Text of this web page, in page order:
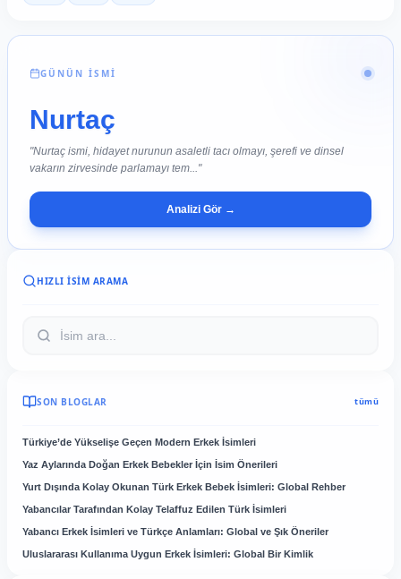
GÜNÜN İSMİ
Nurtaç
"Nurtaç ismi, hidayet nurunun asaletli tacı olmayı, şerefi ve dinsel
vakarın zirvesinde parlamayı tem..."
Analizi Gör →
HIZLI İSIM ARAMA
SON BLOGLAR tümü
Türkiye’de Yükselişe Geçen Modern Erkek İsimleri
Yaz Aylarında Doğan Erkek Bebekler İçin İsim Önerileri
Yurt Dışında Kolay Okunan Türk Erkek Bebek İsimleri: Global Rehber
Yabancılar Tarafından Kolay Telaffuz Edilen Türk İsimleri
Yabancı Erkek İsimleri ve Türkçe Anlamları: Global ve Şık Öneriler
Uluslararası Kullanıma Uygun Erkek İsimleri: Global Bir Kimlik